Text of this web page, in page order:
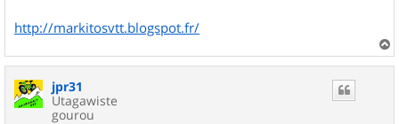
http://markitosvtt.blogspot.fr/
a
jpr31
Utagawiste
gourou